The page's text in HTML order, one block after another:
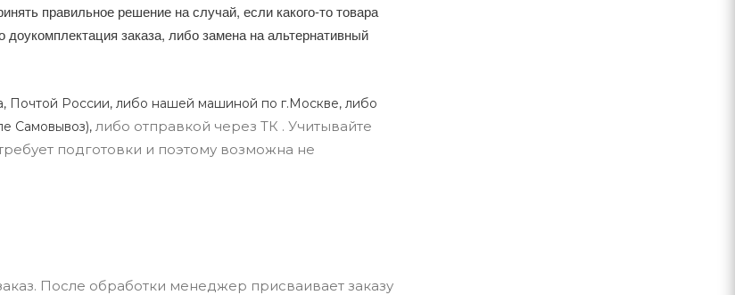
правильное решение на случай, если какого-то товара
заказа, либо замена на альтернативный
Почтой России, либо нашей машиной по г.Москве, либо
Самовывоз), либо отправкой через ТК . Учитывайте
подготовки и поэтому возможна не
После обработки менеджер присваивает заказу